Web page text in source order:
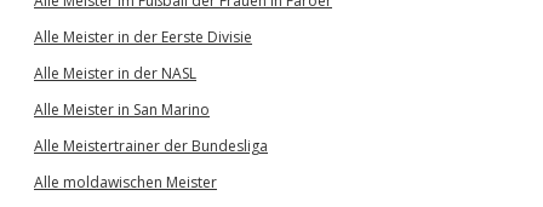
Alle Meister in der Eerste Divisie
Alle Meister in der NASL
Alle Meister in San Marino
Alle Meistertrainer der Bundesliga
Alle moldawischen Meister